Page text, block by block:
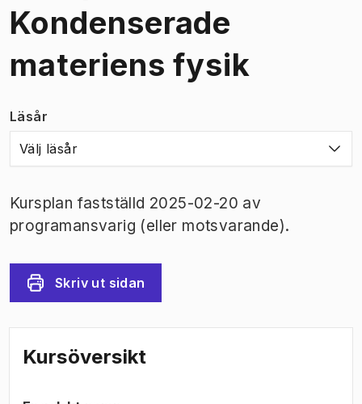
Kondenserade
materiens fysik
Läsår
Välj läsår
Kursplan fastställd 2025-02-20 av
programansvarig (eller motsvarande).
Skriv ut sidan
Kursöversikt